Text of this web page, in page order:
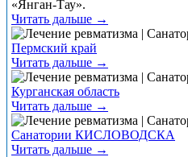
«Янган-Тау».
Читать дальше →
Пермский край
Читать дальше →
Курганская область
Читать дальше →
Санатории КИСЛОВОДСКА
Читать дальше →